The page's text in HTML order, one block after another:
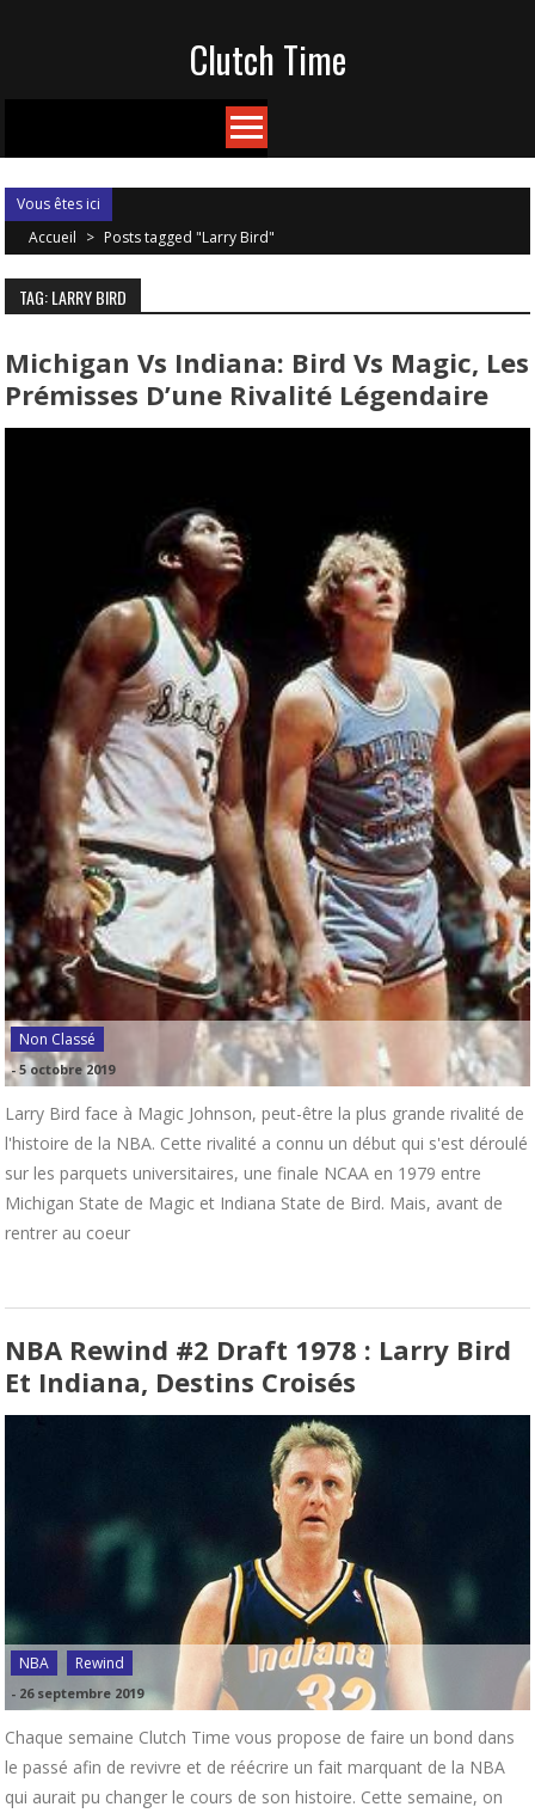
Clutch Time
Vous êtes ici
Accueil > Posts tagged "Larry Bird"
TAG: LARRY BIRD
Michigan Vs Indiana: Bird Vs Magic, Les
Prémisses D’une Rivalité Légendaire
Non Classé
-5 octobre 2019
Larry Bird face à Magic Johnson, peut-être la plus grande rivalité de
l'histoire de la NBA. Cette rivalité a connu un début qui s'est déroulé
sur les parquets universitaires, une finale NCAA en 1979 entre
Michigan State de Magic et Indiana State de Bird. Mais, avant de
rentrer au coeur
NBA Rewind #2 Draft 1978 : Larry Bird
Et Indiana, Destins Croisés
NBA Rewind
- 26 septembre 2019
Chaque semaine Clutch Time vous propose de faire un bond dans
le passé afin de revivre et de réécrire un fait marquant de la NBA
qui aurait pu changer le cours de son histoire. Cette semaine, on